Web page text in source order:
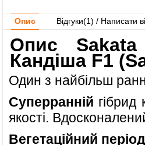
Опис Відгуки(1) / Написати
Опис Sakata
Кандіша F1
Один з найбільш
Суперранній
якості.
Вегетаційний період